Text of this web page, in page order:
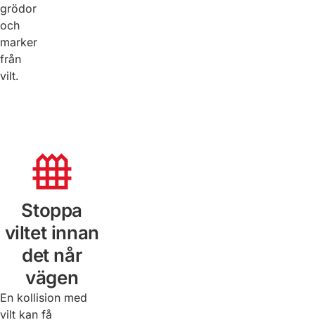
grödor
och
marker
från
vilt.
Stoppa
viltet innan
det når
vägen
En kollision med
vilt kan få